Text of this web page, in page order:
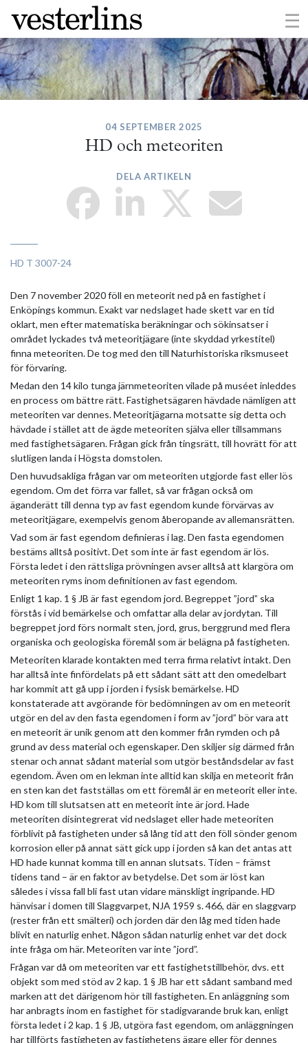
☰
×
04 SEPTEMBER 2025
HD och meteoriten
DELA ARTIKELN
HD T 3007-24
Den 7 november 2020 föll en meteorit ned på en fastighet i
Enköpings kommun. Exakt var nedslaget hade skett var en tid
oklart, men efter matematiska beräkningar och sökinsatser i
området lyckades två meteoritjägare (inte skyddad yrkestitel)
finna meteoriten. De tog med den till Naturhistoriska riksmuseet
för förvaring.
Medan den 14 kilo tunga järnmeteoriten vilade på muséet inleddes
en process om bättre rätt. Fastighetsägaren hävdade nämligen att
meteoriten var dennes. Meteoritjägarna motsatte sig detta och
hävdade i stället att de ägde meteoriten själva eller tillsammans
med fastighetsägaren. Frågan gick från tingsrätt, till hovrätt för att
slutligen landa i Högsta domstolen.
Den huvudsakliga frågan var om meteoriten utgjorde fast eller lös
egendom. Om det förra var fallet, så var frågan också om
äganderätt till denna typ av fast egendom kunde förvärvas av
meteoritjägare, exempelvis genom åberopande av allemansrätten.
Vad som är fast egendom definieras i lag. Den fasta egendomen
bestäms alltså positivt. Det som inte är fast egendom är lös.
Första ledet i den rättsliga prövningen avser alltså att klargöra om
meteoriten ryms inom definitionen av fast egendom.
Enligt 1 kap. 1 § JB är fast egendom jord. Begreppet ”jord” ska
förstås i vid bemärkelse och omfattar alla delar av jordytan. Till
begreppet jord förs normalt sten, jord, grus, berggrund med flera
organiska och geologiska föremål som är belägna på fastigheten.
Meteoriten klarade kontakten med terra firma relativt intakt. Den
har alltså inte finfördelats på ett sådant sätt att den omedelbart
har kommit att gå upp i jorden i fysisk bemärkelse. HD
konstaterade att avgörande för bedömningen av om en meteorit
utgör en del av den fasta egendomen i form av ”jord” bör vara att
en meteorit är unik genom att den kommer från rymden och på
grund av dess material och egenskaper. Den skiljer sig därmed från
stenar och annat sådant material som utgör beståndsdelar av fast
egendom. Även om en lekman inte alltid kan skilja en meteorit från
en sten kan det fastställas om ett föremål är en meteorit eller inte.
HD kom till slutsatsen att en meteorit inte är jord. Hade
meteoriten disintegrerat vid nedslaget eller hade meteoriten
förblivit på fastigheten under så lång tid att den föll sönder genom
korrosion eller på annat sätt gick upp i jorden så kan det antas att
HD hade kunnat komma till en annan slutsats. Tiden – främst
tidens tand – är en faktor av betydelse. Det som är löst kan
således i vissa fall bli fast utan vidare mänskligt ingripande. HD
hänvisar i domen till Slaggvarpet, NJA 1959 s. 466, där en slaggvarp
(rester från ett smälteri) och jorden där den låg med tiden hade
blivit en naturlig enhet. Någon sådan naturlig enhet var det dock
inte fråga om här. Meteoriten var inte ”jord”.
Frågan var då om meteoriten var ett fastighetstillbehör, dvs. ett
objekt som med stöd av 2 kap. 1 § JB har ett sådant samband med
marken att det därigenom hör till fastigheten. En anläggning som
har anbragts inom en fastighet för stadigvarande bruk kan, enligt
första ledet i 2 kap. 1 § JB, utgöra fast egendom, om anläggningen
har tillförts fastigheten av fastighetens ägare eller för dennes